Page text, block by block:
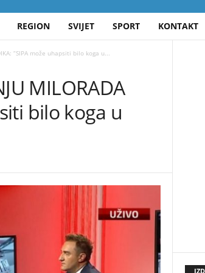
REGION SVIJET SPORT KONTAKT
“SIPA može uhapsiti bilo koga u...
MILORADA
bilo koga u